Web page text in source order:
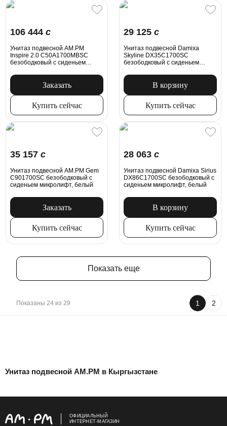
106 444 c
Унитаз подвесной AM.PM
Inspire 2.0 C50A1700MBSC
безободковый с сиденьем
Заказать
Купить сейчас
29 125 c
Унитаз подвесной Damixa
Skyline DX35C1700SC
безободковый с сиденьем
В корзину
Купить сейчас
35 157 c
Унитаз подвесной AM.PM Gem
C901700SC безободковый с
сиденьем микролифт, белый
Заказать
Купить сейчас
28 063 c
Унитаз подвесной Damixa Sirius
DX86C1700SC безободковый с
сиденьем микролифт, белый
В корзину
Купить сейчас
Показать еще
Показаны 24 из 29 1 2
Унитаз подвесной AM.PM в Кыргызстане
ОФИЦИАЛЬНЫЙ
ИНТЕРНЕТ-МАГАЗИН